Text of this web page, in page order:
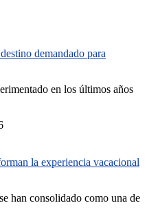
demandado para
en los últimos años
la experiencia vacacional
han consolidado como una de